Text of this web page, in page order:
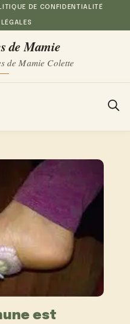
DE CONFIDENTIALITÉ
de Mamie
de Mamie Colette
est